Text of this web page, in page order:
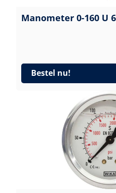
Manometer 0-160 U
Bestel nu!